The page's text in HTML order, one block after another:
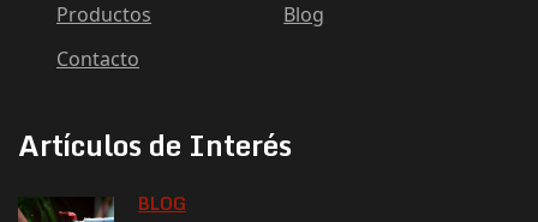
Productos
Blog
Contacto
Artículos de Interés
BLOG